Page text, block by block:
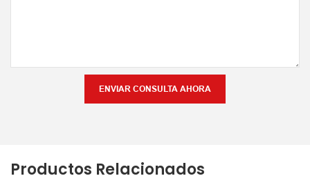
ENVIAR CONSULTA AHORA
Productos Relacionados